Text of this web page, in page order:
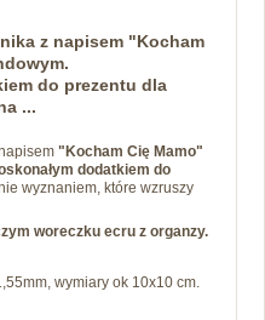
z napisem "Kocham
do prezentu dla
...
"Kocham Cię Mamo"
dodatkiem do
wyznaniem, które wzruszy
woreczku ecru z organzy.
wymiary ok 10x10 cm.